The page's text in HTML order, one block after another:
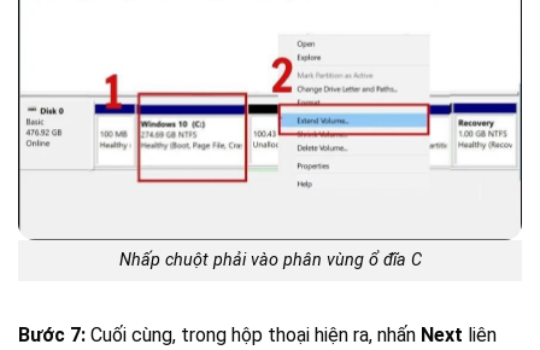
Nhấp chuột phải vào phân vùng ổ đĩa C
Bước 7: Cuối cùng, trong hộp thoại hiện ra, nhấn Next liên